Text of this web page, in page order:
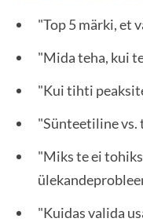
"Top 5 märki, et
"Mida teha, kui
"Kui tihti
"Sünteetiline vs.
"Miks te ei
"Kuidas valida